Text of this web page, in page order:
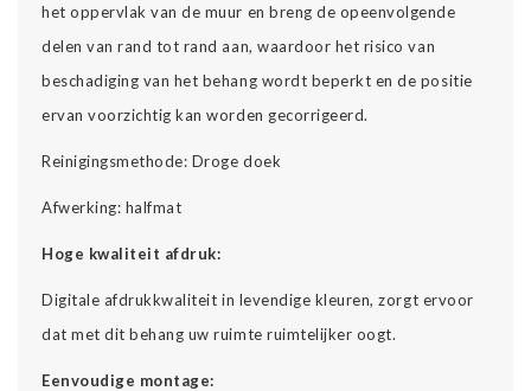
het oppervlak van de muur en breng de opeenvolgende
delen van rand tot rand aan, waardoor het risico van
beschadiging van het behang wordt beperkt en de positie
ervan voorzichtig kan worden gecorrigeerd.
Reinigingsmethode: Droge doek
Afwerking: halfmat
Hoge kwaliteit afdruk:
Digitale afdrukkwaliteit in levendige kleuren, zorgt ervoor
dat met dit behang uw ruimte ruimtelijker oogt.
Eenvoudige montage: